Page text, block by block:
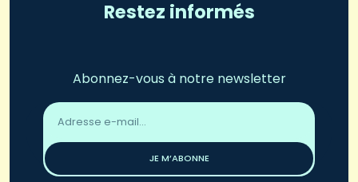
Restez informés
Abonnez-vous à notre newsletter
Adresse
email
JE M’ABONNE